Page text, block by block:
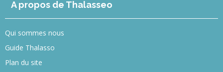
A propos de Thalasseo
Qui sommes nous
Guide Thalasso
Plan du site